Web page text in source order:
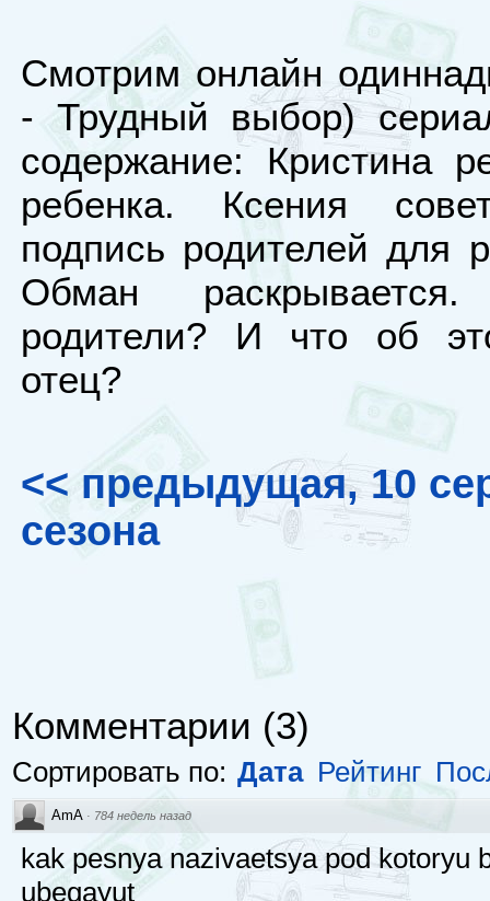
Смотрим онлайн
- Трудный выбор)
содержание: Кристина
ребенка. Ксения
подпись родителей для
Обман
родители? И что об
отец?
<< предыдущая, 10
сезона
Комментарии (3)
Сортировать по: Дата Рейтинг
AmA · 784 недель назад
kak pesnya nazivaetsya pod kotoryu
ubegayut